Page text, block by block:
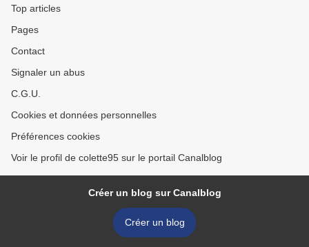
Top articles
Pages
Contact
Signaler un abus
C.G.U.
Cookies et données personnelles
Préférences cookies
Voir le profil de colette95 sur le portail Canalblog
Créer un blog sur Canalblog
Créer un blog